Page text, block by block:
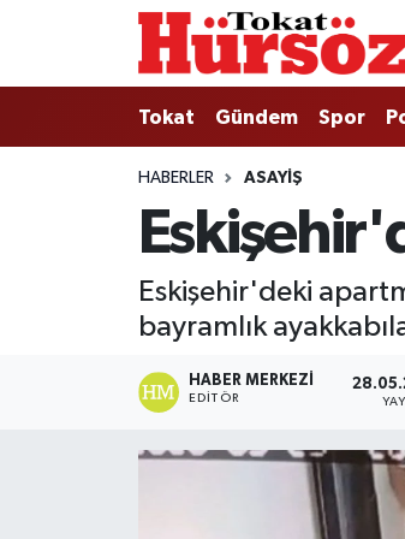
Tokat Gündem Spor
HABERLER ASAYIŞ
Eskişehir'deki
bayramlık
HABER MERKEZI
EDITÖR
Tokat
Türkiye Gündemi
Gündem
Politika
Tokat Spor
Nöbetçi Eczaneler
Hava Durumu
Tokat Namaz Vakitleri
Süper Lig Puan Durumu ve Fikstür
Tüm Manşetler
Son Dakika Haberleri